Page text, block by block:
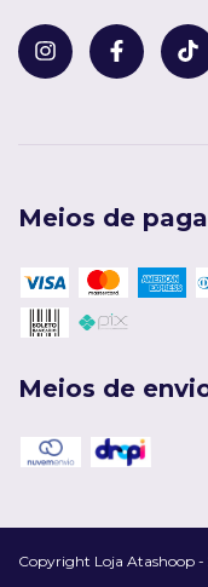
Meios de
Meios de
Copyright Loja Atashoop -